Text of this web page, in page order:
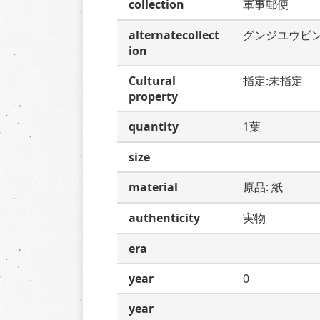
collection
軍事郵便
alternatecollect
ion
グンジユウビ
Cultural
property
指定:未指定
quantity
1葉
size
material
原品: 紙
authenticity
実物
era
year
0
year